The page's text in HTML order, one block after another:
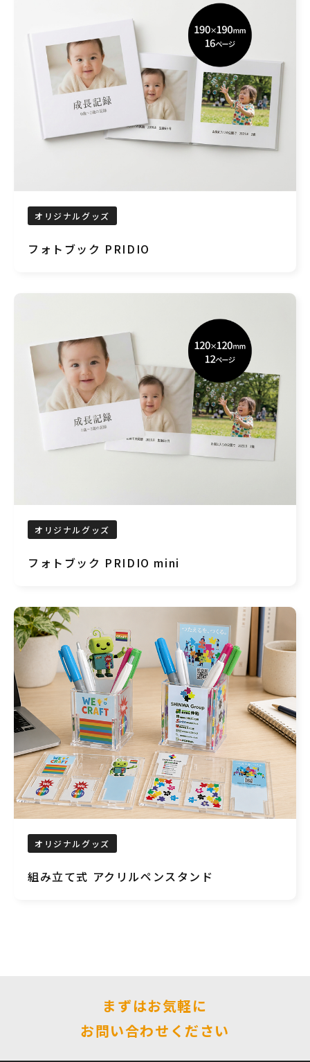
オリジナルグッズ
フォトブック PRIDIO
オリジナルグッズ
フォトブック PRIDIO mini
オリジナルグッズ
組み立て式 アクリルペンスタンド
まずはお気軽に
お問い合わせください